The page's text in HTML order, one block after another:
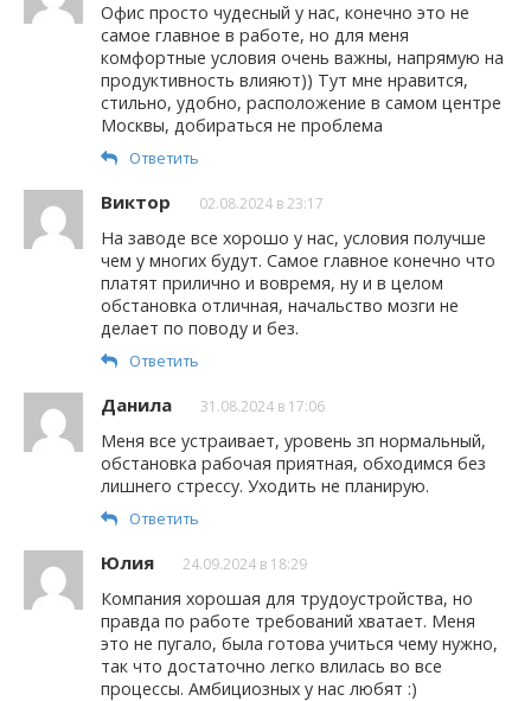
Офис просто чудесный у нас, конечно это не
самое главное в работе, но для меня
комфортные условия очень важны, напрямую на
продуктивность влияют)) Тут мне нравится,
стильно, удобно, расположение в самом центре
Москвы, добираться не проблема
Ответить
Виктор 02.08.2024 в 23:17
На заводе все хорошо у нас, условия получше
чем у многих будут. Самое главное конечно что
платят прилично и вовремя, ну и в целом
обстановка отличная, начальство мозги не
делает по поводу и без.
Ответить
Данила 31.08.2024 в 17:06
Меня все устраивает, уровень зп нормальный,
обстановка рабочая приятная, обходимся без
лишнего стрессу. Уходить не планирую.
Ответить
Юлия 24.09.2024 в 18:29
Компания хорошая для трудоустройства, но
правда по работе требований хватает. Меня
это не пугало, была готова учиться чему нужно,
так что достаточно легко влилась во все
процессы. Амбициозных у нас любят :)